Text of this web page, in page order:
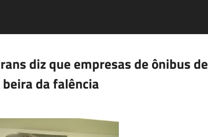
diz que empresas de ônibus de
da falência